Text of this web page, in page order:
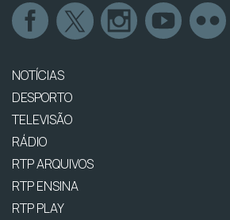
NOTÍCIAS
DESPORTO
TELEVISÃO
RÁDIO
RTP ARQUIVOS
RTP ENSINA
RTP PLAY